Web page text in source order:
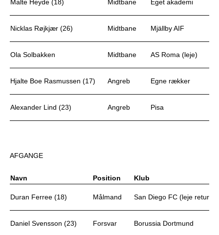
Malte Heyde (18) Midtbane Eget akademi
Nicklas Røjkjær (26) Midtbane Mjällby AIF
Ola Solbakken Midtbane AS Roma (leje)
Hjalte Boe Rasmussen (17) Angreb Egne rækker
Alexander Lind (23) Angreb Pisa
AFGANGE
Navn Position Klub
Duran Ferree (18) Målmand San Diego FC (leje retur)
Daniel Svensson (23) Forsvar Borussia Dortmund